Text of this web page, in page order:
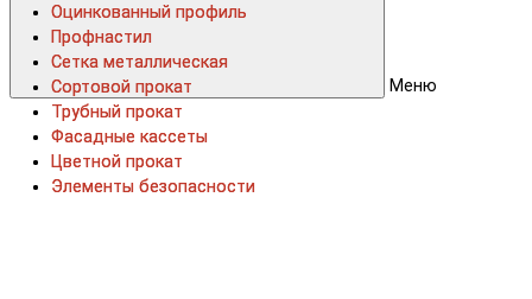
Меню
Оцинкованный профиль
Профнастил
Сетка металлическая
Сортовой прокат
Трубный прокат
Фасадные кассеты
Цветной прокат
Элементы безопасности
Оцинкованный профиль
Профнастил
Сетка металлическая
Сортовой прокат
Трубный прокат
Фасадные кассеты
Цветной прокат
Элементы безопасности